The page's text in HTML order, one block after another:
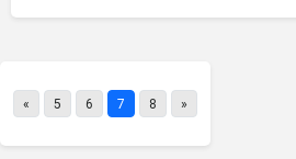
« 5 6 7 8 »